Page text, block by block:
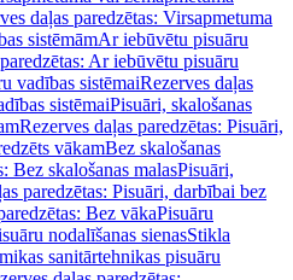
daļas paredzētas: Virsapmetuma
sistēmāmAr iebūvētu pisuāru
Ar iebūvētu pisuāru
vadības sistēmaiRezerves daļas
sistēmaiPisuāri, skalošanas
Rezerves daļas paredzētas: Pisuāri,
vākamBez skalošanas
Bez skalošanas malasPisuāri,
paredzētas: Pisuāri, darbībai bez
Bez vākaPisuāru
nodalīšanas sienasStikla
sanitārtehnikas pisuāru